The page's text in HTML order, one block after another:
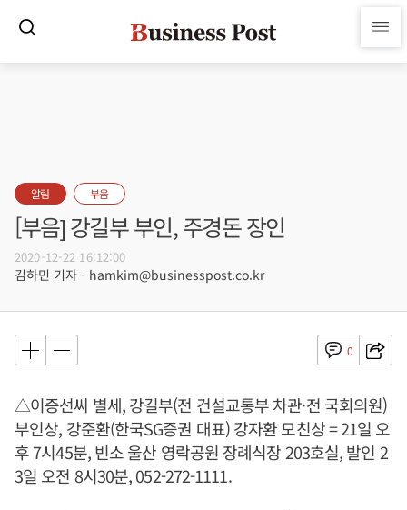
알림 부음
[부음] 강길부 부인, 주경돈 장인
2020-12-22 16:12:00
김하민 기자 - hamkim@businesspost.co.kr
0
△이증선씨 별세, 강길부(전 건설교통부 차관·전 국회의원)
부인상, 강준환(한국SG증권 대표) 강자환 모친상 = 21일 오
후 7시45분, 빈소 울산 영락공원 장례식장 203호실, 발인 2
3일 오전 8시30분, 052-272-1111.